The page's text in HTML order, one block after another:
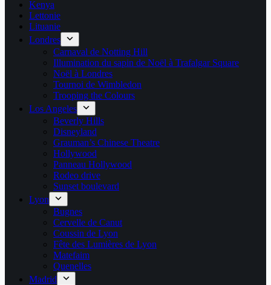
Kenya
Lettonie
Lituanie
Londres
Carnaval de Notting Hill
Illumination du sapin de Noël à Trafalgar Square
Noël à Londres
Tournoi de Wimbledon
Trooping the Colours
Los Angeles
Beverly Hills
Disneyland
Grauman’s Chinese Theatre
Hollywood
Panneau Hollywood
Rodeo drive
Sunset boulevard
Lyon
Bugnes
Cervelle de Canut
Coussin de Lyon
Fête des Lumières de Lyon
Matefaim
Quenelles
Madrid